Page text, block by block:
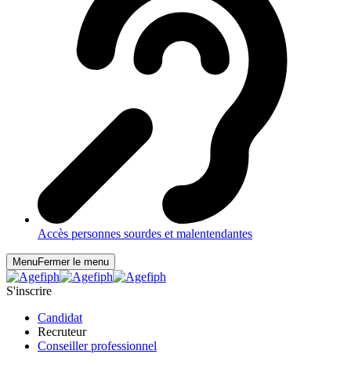
Accès personnes sourdes et malentendantes
MenuFermer le menu
S'inscrire
Candidat
Recruteur
Conseiller professionnel